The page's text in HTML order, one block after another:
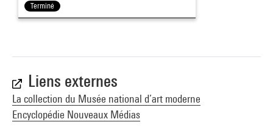
Terminé
Liens externes
La collection du Musée national d’art moderne
Encyclopédie Nouveaux Médias